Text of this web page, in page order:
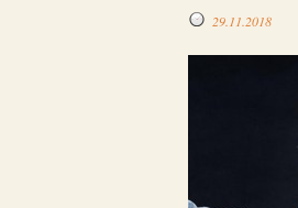
29.11.2018